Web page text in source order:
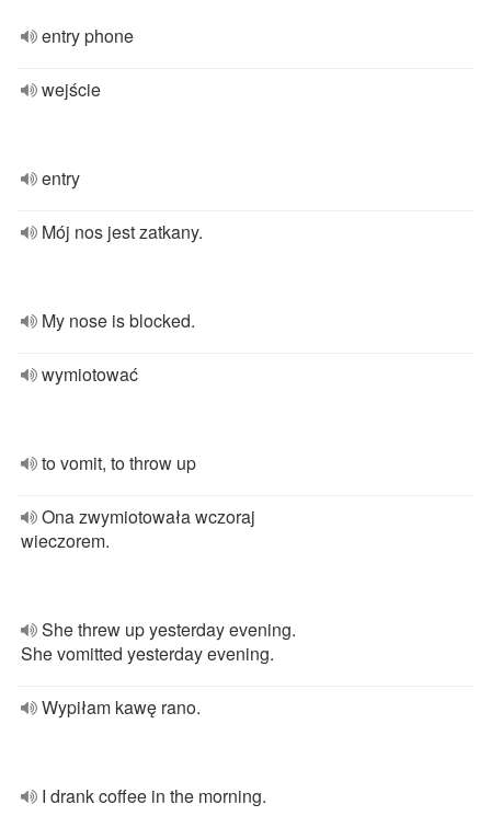
entry phone
wejście
entry
Mój nos jest zatkany.
My nose is blocked.
wymiotować
to vomit, to throw up
Ona zwymiotowała wczoraj
wieczorem.
She threw up yesterday evening.
She vomitted yesterday evening.
Wypiłam kawę rano.
I drank coffee in the morning.